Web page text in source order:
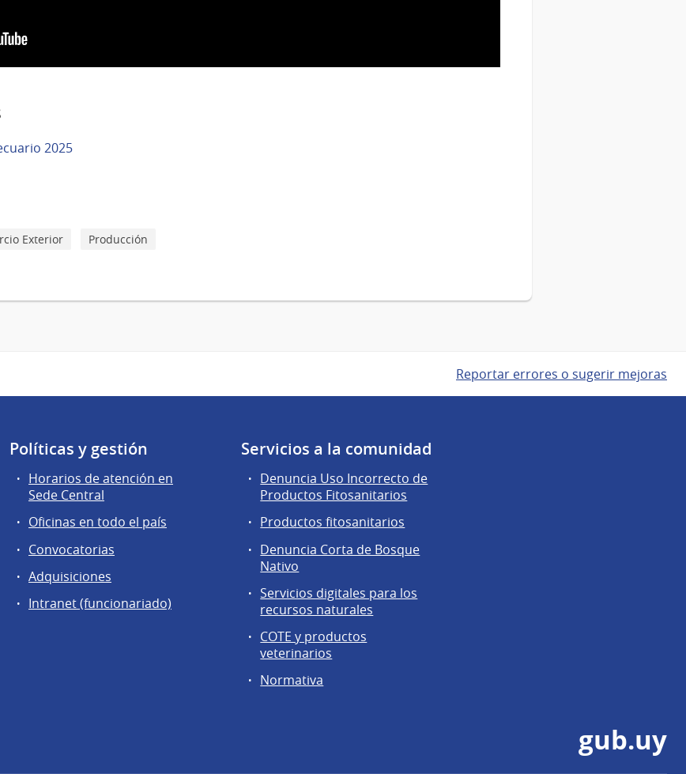
2025
Exterior Producción
Reportar errores o sugerir mejoras
Políticas y gestión
Horarios de atención en
Sede Central
Oficinas en todo el país
Convocatorias
Adquisiciones
Intranet (funcionariado)
Servicios a la comunidad
Denuncia Uso Incorrecto de
Productos Fitosanitarios
Productos fitosanitarios
Denuncia Corta de Bosque
Nativo
Servicios digitales para los
recursos naturales
COTE y productos
veterinarios
Normativa
gub.uy